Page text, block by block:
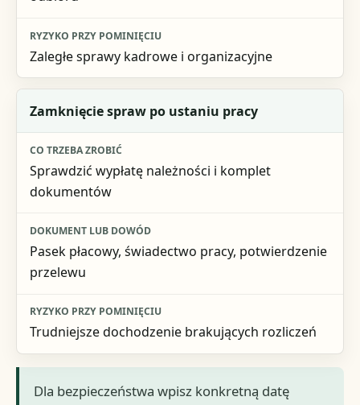
Zaległe sprawy kadrowe i organizacyjne
Zamknięcie spraw po ustaniu pracy
Sprawdzić wypłatę należności i komplet
dokumentów
Pasek płacowy, świadectwo pracy, potwierdzenie
przelewu
Trudniejsze dochodzenie brakujących rozliczeń
Dla bezpieczeństwa wpisz konkretną datę